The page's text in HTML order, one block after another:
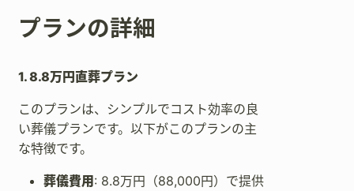
プランの詳細
1. 8.8万円直葬プラン
このプランは、シンプルでコスト効率の良
い葬儀プランです。以下がこのプランの主
な特徴です。
葬儀費用: 8.8万円（88,000円）で提供